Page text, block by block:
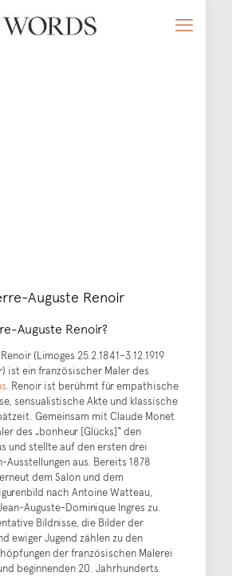
Auguste Renoir
Auguste Renoir?
(Limoges 25.2.1841–3.12.1919
ist ein französischer Maler des
. Renoir ist berühmt für empathische
sensualistische Akte und klassische
Gemeinsam mit Claude Monet
des „bonheur [Glücks]“ den
und stellte auf den ersten drei
aus. Bereits 1878
dem Salon und dem
nach Antoine Watteau,
Auguste-Dominique Ingres zu.
Bildnisse, die Bilder der
ewiger Jugend zählen zu den
der französischen Malerei
beginnenden 20. Jahrhunderts.